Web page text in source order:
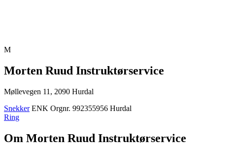
M
Morten Ruud Instruktørservice
Møllevegen 11, 2090 Hurdal
Snekker ENK Orgnr. 992355956 Hurdal
Ring
Om Morten Ruud Instruktørservice